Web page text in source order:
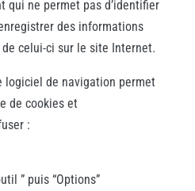
qui ne permet pas d’identifier
des informations
celui-ci sur le site Internet.
logiciel de navigation permet
de cookies et
:
” puis “Options”